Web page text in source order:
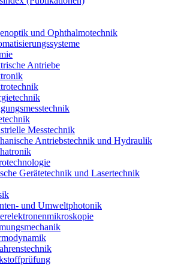
und Ophthalmotechnik
Antriebe
Messtechnik
Antriebstechnik und Hydraulik
Gerätetechnik und Lasertechnik
und Umweltphotonik